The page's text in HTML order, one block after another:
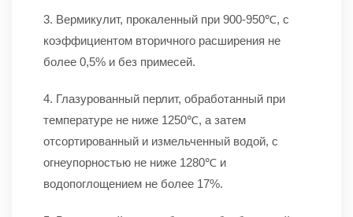
3. Вермикулит, прокаленный при 900-950℃, с
коэффициентом вторичного расширения не
более 0,5% и без примесей.
4. Глазурованный перлит, обработанный при
температуре не ниже 1250℃, а затем
отсортированный и измельченный водой, с
огнеупорностью не ниже 1280℃ и
водопоглощением не более 17%.